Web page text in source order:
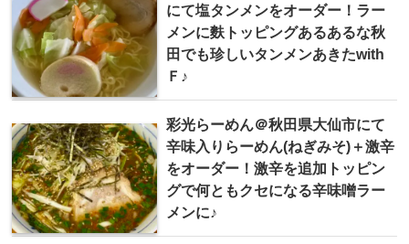
にて塩タンメンをオーダー！ラー
メンに麩トッピングあるあるな秋
田でも珍しいタンメンあきたwith
Ｆ♪
彩光らーめん＠秋田県大仙市にて
辛味入りらーめん(ねぎみそ)＋激辛
をオーダー！激辛を追加トッピン
グで何ともクセになる辛味噌ラー
メンに♪